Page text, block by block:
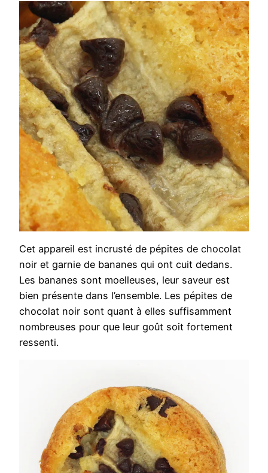
Cet appareil est incrusté de pépites de chocolat
noir et garnie de bananes qui ont cuit dedans.
Les bananes sont moelleuses, leur saveur est
bien présente dans l’ensemble. Les pépites de
chocolat noir sont quant à elles suffisamment
nombreuses pour que leur goût soit fortement
ressenti.